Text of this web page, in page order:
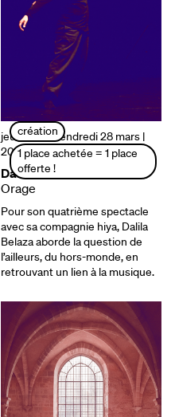
création
1 place achetée = 1 place
offerte !
jeudi 27 et vendredi 28 mars |
20h30| la briqueterie
Dalila Belaza
Orage
Pour son quatrième spectacle
avec sa compagnie hiya, Dalila
Belaza aborde la question de
l’ailleurs, du hors-monde, en
retrouvant un lien à la musique.